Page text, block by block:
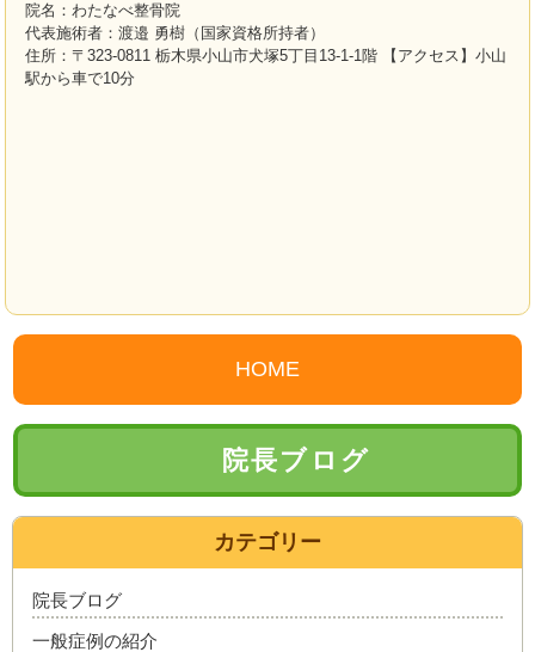
院名：わたなべ整骨院
代表施術者：渡邉 勇樹（国家資格所持者）
住所：〒323-0811 栃木県小山市犬塚5丁目13-1-1階 【アクセス】小山
駅から車で10分
HOME
院長ブログ
カテゴリー
院長ブログ
一般症例の紹介